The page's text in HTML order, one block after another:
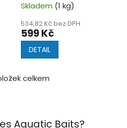
proteinové boilies s
originálním Robin
Redem.
Skladem (1 kg)
534,82 Kč bez DPH
599 Kč
DETAIL
O
d
celkem
Aquatic Baits?